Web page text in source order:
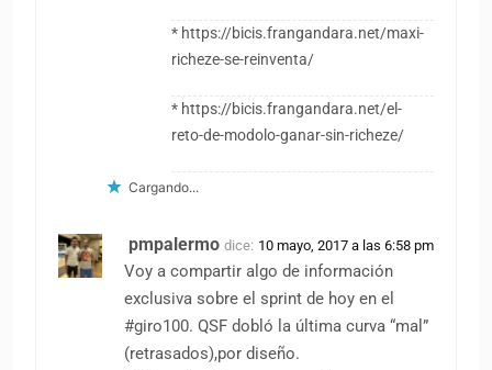
* https://bicis.frangandara.net/maxi-
richeze-se-reinventa/
* https://bicis.frangandara.net/el-
reto-de-modolo-ganar-sin-richeze/
Cargando...
pmpalermo dice: 10 mayo, 2017 a las 6:58 pm
Voy a compartir algo de información
exclusiva sobre el sprint de hoy en el
#giro100. QSF dobló la última curva “mal”
(retrasados),por diseño.